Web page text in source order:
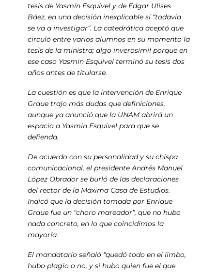
tesis de Yasmín Esquivel y de Edgar Ulises
Báez, en una decisión inexplicable si “todavía
se va a investigar”. La catedrática aceptó que
circuló entre varios alumnos en su momento la
tesis de la ministra; algo inverosímil porque en
ese caso Yasmin Esquivel terminó su tesis dos
años antes de titularse.
La cuestión es que la intervención de Enrique
Graue trajo más dudas que definiciones,
aunque ya anunció que la UNAM abrirá un
espacio a Yasmín Esquivel para que se
defienda.
De acuerdo con su personalidad y su chispa
comunicacional, el presidente Andrés Manuel
López Obrador se burló de las declaraciones
del rector de la Máxima Casa de Estudios.
Indicó que la decisión tomada por Enrique
Graue fue un “choro mareador”, que no hubo
nada concreto, en lo que coincidimos la
mayoría.
El mandatario señaló “quedó todo en el limbo,
hubo plagio o no, y si hubo quien fue el que